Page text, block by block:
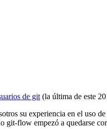
de git (la última de este
su experiencia en el uso
git-flow empezó a quedarse